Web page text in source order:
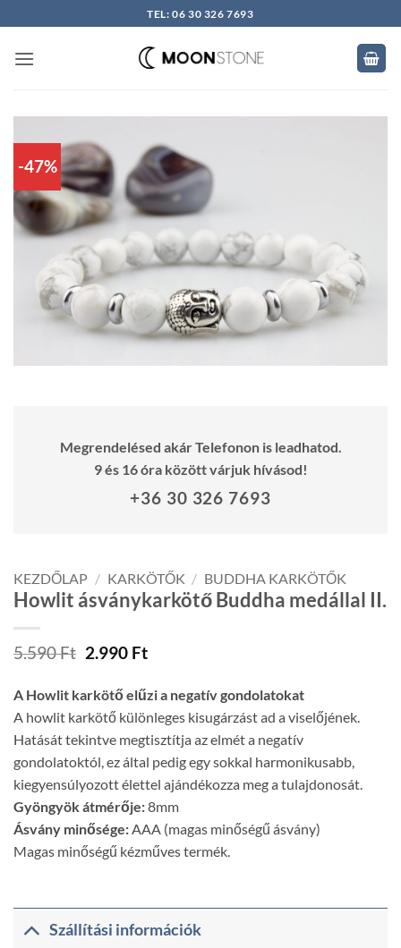
to
content
TEL: 06 30 326 7693
-47%
Megrendelésed akár Telefonon is leadhatod.
9 és 16 óra között várjuk hívásod!
+36 30 326 7693
KEZDŐLAP / KARKÖTŐK / BUDDHA KARKÖTŐK
Howlit ásványkarkötő Buddha medállal II.
5.590Ft Original
was:
5.590 Ft.
2.990 FtCurrent
is:
2.990 Ft.
A Howlit karkötő elűzi a negatív gondolatokat
A howlit karkötő különleges kisugárzást ad a viselőjének.
Hatását tekintve megtisztítja az elmét a negatív
gondolatoktól, ez által pedig egy sokkal harmonikusabb,
kiegyensúlyozott élettel ajándékozza meg a tulajdonosát.
Gyöngyök átmérője:8mm
Ásvány minősége: AAA (magas minőségű ásvány)
Magas minőségű kézműves termék.
Szállítási információk